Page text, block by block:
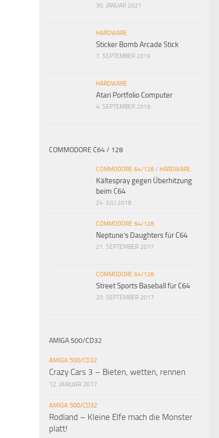
30. JANUAR 2021
HARDWARE
Sticker Bomb Arcade Stick
7. SEPTEMBER 2019
HARDWARE
Atari Portfolio Computer
4. SEPTEMBER 2019
COMMODORE C64 / 128
COMMODORE 64/128 / HARDWARE
Kältespray gegen Überhitzung
beim C64
24. JULI 2018
COMMODORE 64/128
Neptune’s Daughters für C64
21. SEPTEMBER 2017
COMMODORE 64/128
Street Sports Baseball für C64
20. SEPTEMBER 2017
AMIGA 500/CD32
AMIGA 500/CD32
Crazy Cars 3 – Bieten, wetten, rennen
12. JANUAR 2017
AMIGA 500/CD32
Rodland – Kleine Elfe mach die Monster
platt!